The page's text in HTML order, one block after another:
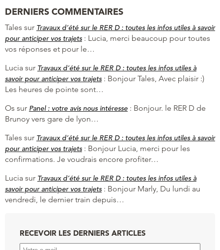
DERNIERS COMMENTAIRES
Tales sur Travaux d’été sur le RER D : toutes les infos utiles à savoir
pour anticiper vos trajets : Lucia, merci beaucoup pour toutes
vos réponses et pour le…
Lucia sur Travaux d’été sur le RER D : toutes les infos utiles à
savoir pour anticiper vos trajets : Bonjour Tales, Avec plaisir :)
Les heures de pointe sont…
Os sur Panel : votre avis nous intéresse : Bonjour. le RER D de
Brunoy vers gare de lyon…
Tales sur Travaux d’été sur le RER D : toutes les infos utiles à savoir
pour anticiper vos trajets : Bonjour Lucia, merci pour les
confirmations. Je voudrais encore profiter…
Lucia sur Travaux d’été sur le RER D : toutes les infos utiles à
savoir pour anticiper vos trajets : Bonjour Marly, Du lundi au
vendredi, le dernier train depuis…
RECEVOIR LES DERNIERS ARTICLES